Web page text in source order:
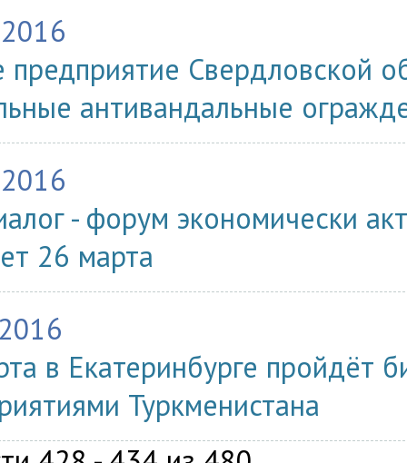
Свердловской
антивандальные
- форум экономически
26 марта
в Екатеринбурге пройдёт
Туркменистана